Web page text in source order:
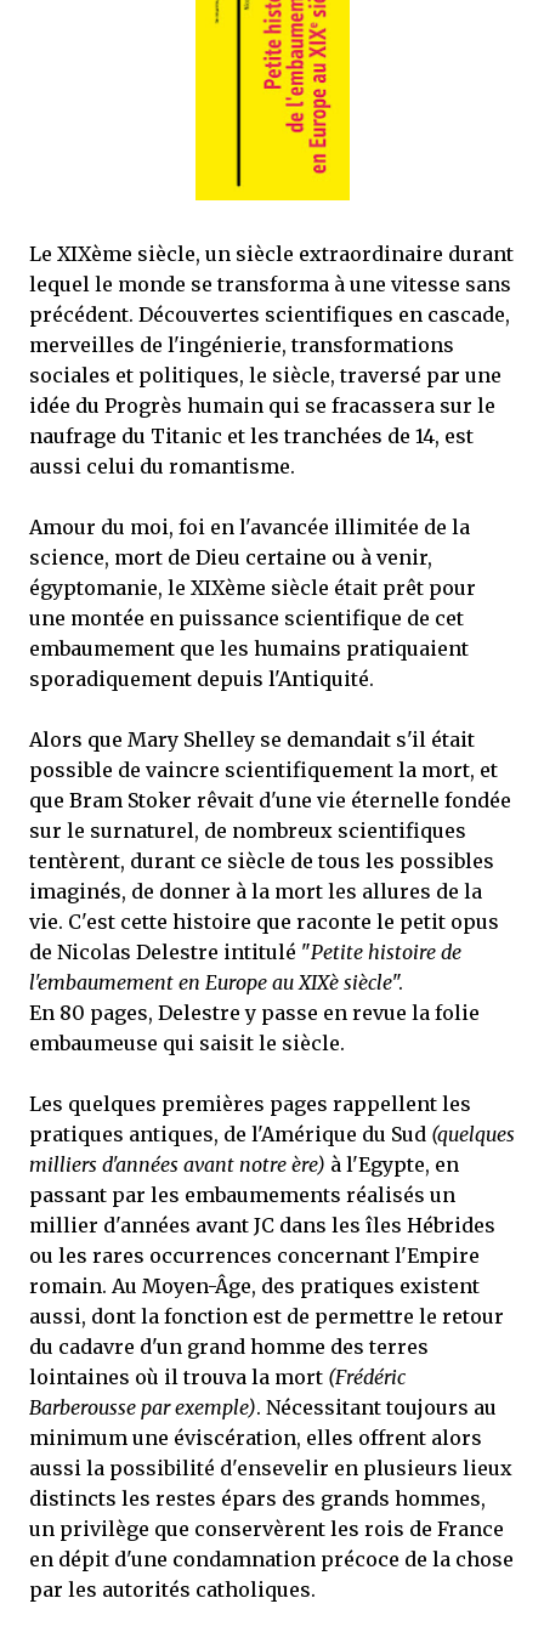
mettre sous tous les yeux. C'est cela...
Le XIXème siècle, un siècle extraordinaire durant
lequel le monde se transforma à une vitesse sans
précédent. Découvertes scientifiques en cascade,
merveilles de l'ingénierie, transformations
sociales et politiques, le siècle, traversé par une
idée du Progrès humain qui se fracassera sur le
naufrage du Titanic et les tranchées de 14, est
aussi celui du romantisme.
Amour du moi, foi en l'avancée illimitée de la
science, mort de Dieu certaine ou à venir,
égyptomanie, le XIXème siècle était prêt pour
une montée en puissance scientifique de cet
embaumement que les humains pratiquaient
sporadiquement depuis l'Antiquité.
Alors que Mary Shelley se demandait s'il était
possible de vaincre scientifiquement la mort, et
que Bram Stoker rêvait d'une vie éternelle fondée
sur le surnaturel, de nombreux scientifiques
tentèrent, durant ce siècle de tous les possibles
imaginés, de donner à la mort les allures de la
vie. C'est cette histoire que raconte le petit opus
de Nicolas Delestre intitulé "Petite histoire de
l'embaumement en Europe au XIXè siècle".
En 80 pages, Delestre y passe en revue la folie
embaumeuse qui saisit le siècle.
Les quelques premières pages rappellent les
pratiques antiques, de l'Amérique du Sud (quelques
milliers d'années avant notre ère) à l'Egypte, en
passant par les embaumements réalisés un
millier d'années avant JC dans les îles Hébrides
ou les rares occurrences concernant l'Empire
romain. Au Moyen-Âge, des pratiques existent
aussi, dont la fonction est de permettre le retour
du cadavre d'un grand homme des terres
lointaines où il trouva la mort (Frédéric
Barberousse par exemple). Nécessitant toujours au
minimum une éviscération, elles offrent alors
aussi la possibilité d'ensevelir en plusieurs lieux
distincts les restes épars des grands hommes,
un privilège que conservèrent les rois de France
en dépit d'une condamnation précoce de la chose
par les autorités catholiques.